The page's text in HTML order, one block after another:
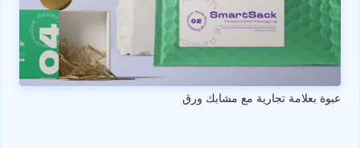
عبوة بعلامة تجارية مع مشابك ورق